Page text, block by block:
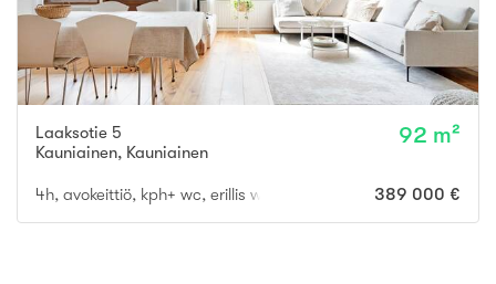
Laaksotie 5
Kauniainen, Kauniainen
92 m²
4h, avokeittiö, kph+ wc, erillis wc, khh, lasitettu parveke,
389 000 €